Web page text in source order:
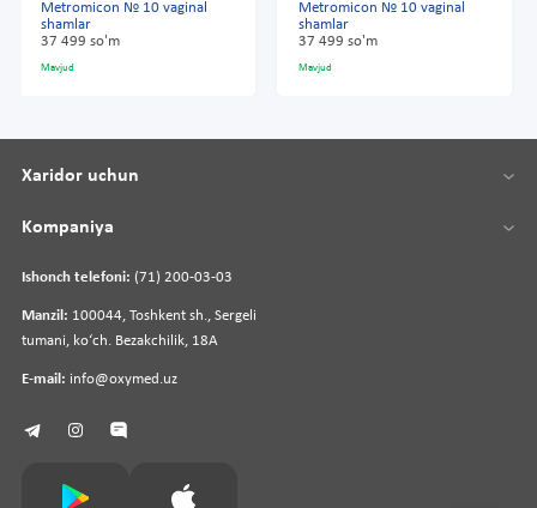
Metromicon № 10 vaginal
shamlar
37 499 so'm
Mavjud
Metromicon № 10 vaginal
shamlar
37 499 so'm
Mavjud
Ishonch telefoni: (71) 200-03-03
Manzil: 100044, Toshkent sh., Sergeli
tumani, koʻch. Bezakchilik, 18A
E-mail: info@oxymed.uz
Xaridor uchun
Kompaniya